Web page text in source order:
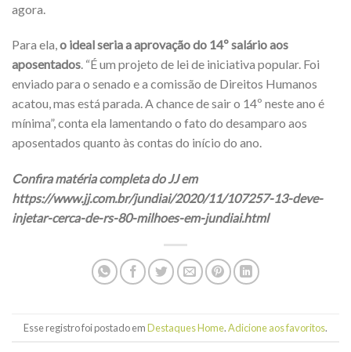
agora.
Para ela,o ideal seria a aprovação do 14º salário aos
aposentados. “É um projeto de lei de iniciativa popular. Foi
enviado para o senado e a comissão de Direitos Humanos
acatou, mas está parada. A chance de sair o 14º neste ano é
mínima”, conta ela lamentando o fato do desamparo aos
aposentados quanto às contas do início do ano.
Confira matéria completa do JJ em
https://www.jj.com.br/jundiai/2020/11/107257-13-deve-
injetar-cerca-de-rs-80-milhoes-em-jundiai.html
Esse registro foi postado emDestaques Home.Adicione aos favoritos.